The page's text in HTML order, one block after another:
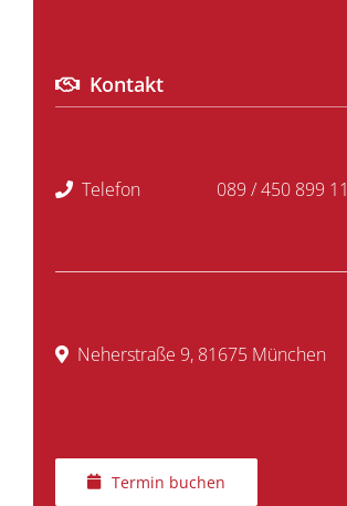
Kontakt
Telefon 089 / 450 899 11
Neherstraße 9, 81675 München
Termin buchen